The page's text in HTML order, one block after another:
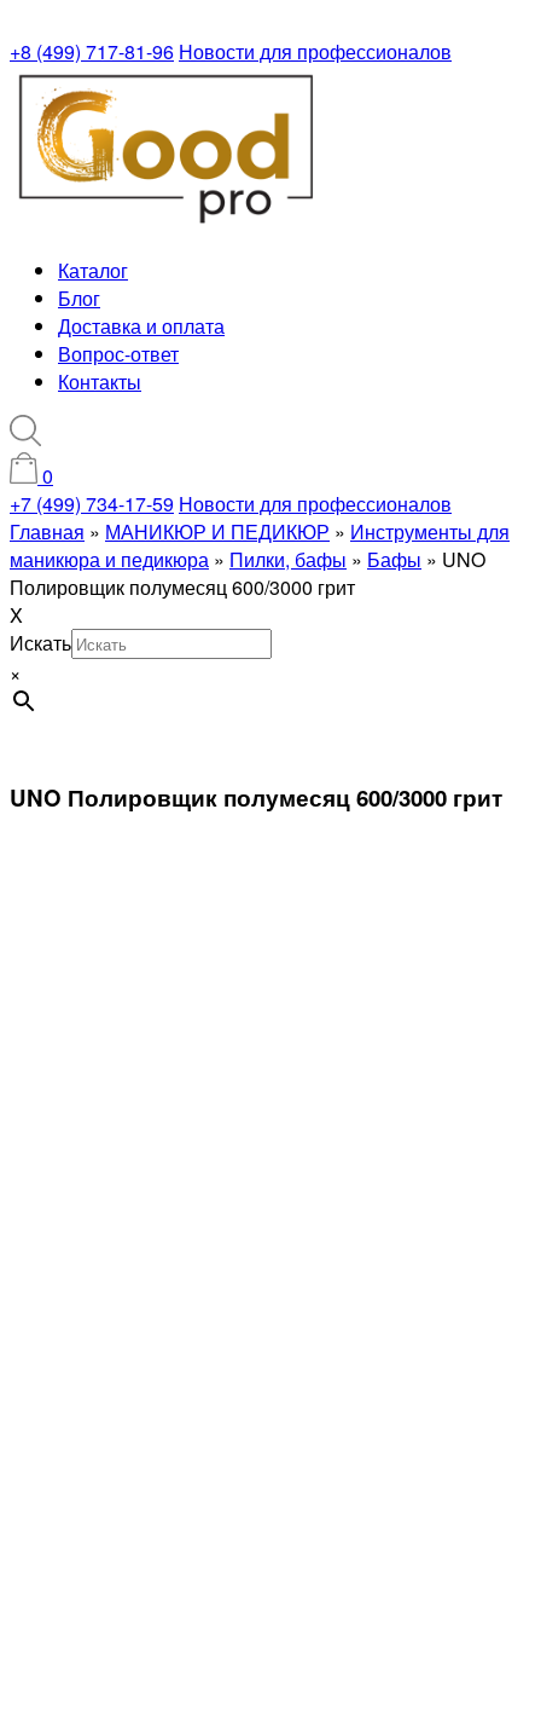
+8 (499) 717-81-96 Новости для профессионалов
Каталог
Блог
Доставка и оплата
Вопрос-ответ
Контакты
0
+7 (499) 734-17-59 Новости для профессионалов
Главная » МАНИКЮР И ПЕДИКЮР » Инструменты для
маникюра и педикюра » Пилки, бафы » Бафы » UNO
Полировщик полумесяц 600/3000 грит
X
Искать
×
UNO Полировщик полумесяц 600/3000 грит